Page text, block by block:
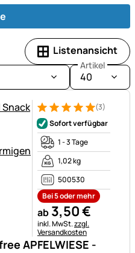
Listenansicht
Artikel
40
APFELWIESE -
Bewertung: 5 von 5 (3
3 Bewertungen
(3)
Sofort verfügbar
1 - 3 Tage
1,02 kg
500530
Bei 5 oder mehr
ab 3,50€
Steuerhinweis:
inkl. MwSt.zzgl.
Versandkosten